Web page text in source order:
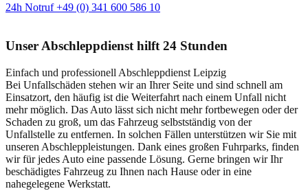
24h Notruf +49 (0) 341 600 586 10
Unser Abschleppdienst hilft 24 Stunden
Einfach und professionell Abschleppdienst Leipzig
Bei Unfallschäden stehen wir an Ihrer Seite und sind schnell am
Einsatzort, den häufig ist die Weiterfahrt nach einem Unfall nicht
mehr möglich. Das Auto lässt sich nicht mehr fortbewegen oder der
Schaden zu groß, um das Fahrzeug selbstständig von der
Unfallstelle zu entfernen. In solchen Fällen unterstützen wir Sie mit
unseren Abschleppleistungen. Dank eines großen Fuhrparks, finden
wir für jedes Auto eine passende Lösung. Gerne bringen wir Ihr
beschädigtes Fahrzeug zu Ihnen nach Hause oder in eine
nahegelegene Werkstatt.